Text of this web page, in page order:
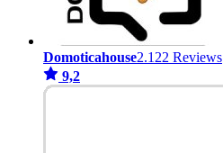
Domoticahouse2.122 Reviews
9,2